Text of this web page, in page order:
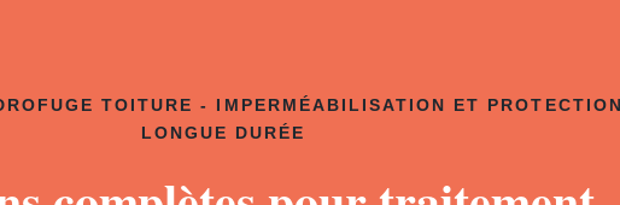
TOITURE - IMPERMÉABILISATION ET PROTECTION
LONGUE DURÉE